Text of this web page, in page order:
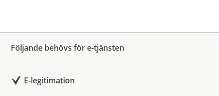
Följande behövs för e-tjänsten
E-legitimation